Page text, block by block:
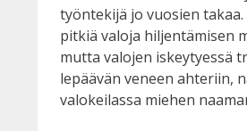
työntekijä jo vuosien takaa.
pitkiä valoja hiljentämisen
mutta valojen iskeytyessä
lepäävän veneen ahteriin,
valokeilassa miehen